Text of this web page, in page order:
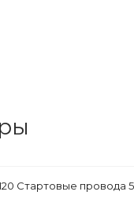
Стартовые провода